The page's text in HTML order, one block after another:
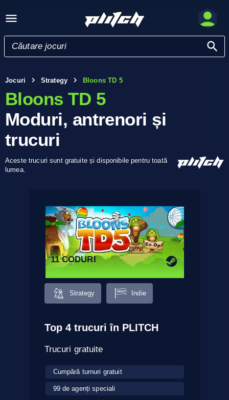
Jocuri Strategy Bloons TD 5
Bloons TD 5
Moduri, antrenori și
trucuri
Aceste trucuri sunt gratuite și disponibile pentru toată
lumea.
11 CODURI
Strategy Indie
Top 4 trucuri în PLITCH
Trucuri gratuite
Cumpără turnuri gratuit
99 de agenți speciali